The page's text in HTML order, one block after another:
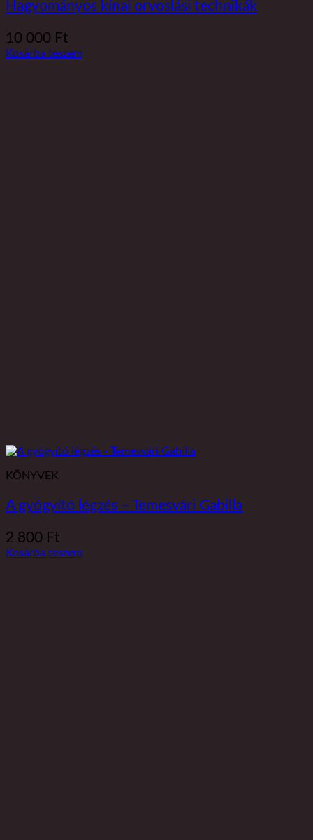
Hagyományos kínai orvoslási technikák
10 000 Ft
Kosárba teszem
KÖNYVEK
A gyógyító légzés – Temesvári Gabilla
2 800 Ft
Kosárba teszem